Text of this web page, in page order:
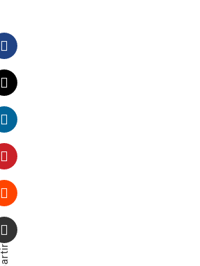
Facebook
Twitter
LinkedIn
Pinterest
Stumbleupon
Email